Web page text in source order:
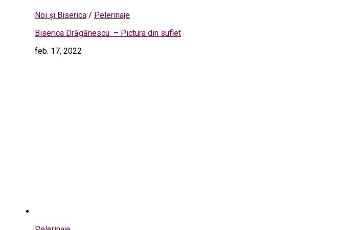
Noi și Biserica / Pelerinaje
Biserica Drăgănescu – Pictura din suflet
feb. 17, 2022